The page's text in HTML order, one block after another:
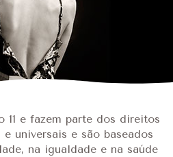
11 e fazem parte dos direitos
universais e são baseados
na igualdade e na saúde